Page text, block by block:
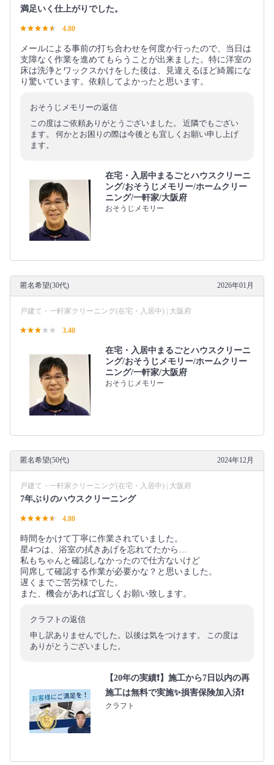
満足いく仕上がりでした。
4.80
メールによる事前の打ち合わせを何度か行ったので、当日は
支障なく作業を進めてもらうことが出来ました。特に洋室の
床は洗浄とワックスかけをした後は、見違えるほど綺麗にな
り驚いています。依頼してよかったと思います。
おそうじメモリーの返信
この度はご依頼ありがとうございました。 近隣でもござい
ます。 何かとお困りの際は今後とも宜しくお願い申し上げ
ます。
在宅・入居中まるごとハウスクリーニ
ング/おそうじメモリー/ホームクリー
ニング/一軒家/大阪府
おそうじメモリー
匿名希望(30代) 2026年01月
戸建て・一軒家クリーニング(在宅・入居中) | 大阪府
3.40
在宅・入居中まるごとハウスクリーニ
ング/おそうじメモリー/ホームクリー
ニング/一軒家/大阪府
おそうじメモリー
匿名希望(50代) 2024年12月
戸建て・一軒家クリーニング(在宅・入居中) | 大阪府
7年ぶりのハウスクリーニング
4.80
時間をかけて丁寧に作業されていました。
星4つは、浴室の拭きあげを忘れてたから…
私もちゃんと確認しなかったので仕方ないけど
同席して確認する作業が必要かな？と思いました。
遅くまでご苦労様でした。
また、機会があれば宜しくお願い致します。
クラフトの返信
申し訳ありませんでした。以後は気をつけます。 この度は
ありがとうございました。
【20年の実績❗️】施工から7日以内の再
施工は無料で実施✨損害保険加入済❗️
クラフト